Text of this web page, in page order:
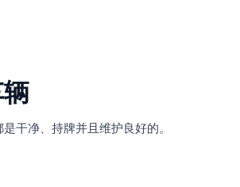
干净、持牌并且维护良好的。